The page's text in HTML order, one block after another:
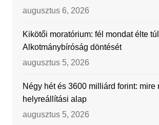
augusztus 6, 2026
Kikötői moratórium: fél mondat élte
Alkotmánybíróság döntését
augusztus 5, 2026
Négy hét és 3600 milliárd forint: mire
helyreállítási alap
augusztus 5, 2026